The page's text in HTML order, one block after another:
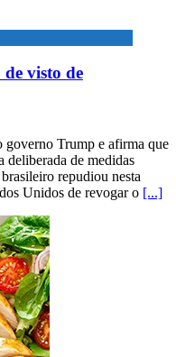
visto de
governo Trump e afirma que
deliberada de medidas
repudiou nesta
Unidos de revogar o [...]